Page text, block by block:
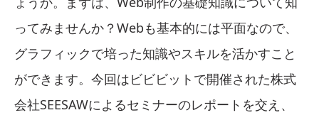
ってみませんか？Webも基本的には平面なので、
グラフィックで培った知識やスキルを活かすこと
ができます。今回はビビビットで開催された株式
会社SEESAWによるセミナーのレポートを交え、